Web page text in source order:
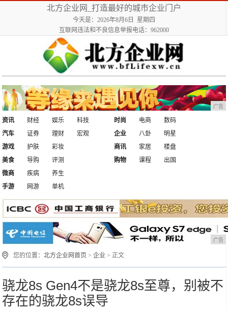
北方企业网_打造最好的城市企业门户
今天是：2026年8月6日 星期四
互联网违法和不良信息举报电话：962000
广告
资讯 财经 娱乐
科技
汽车
证券 理财 宏观
时尚 电商
数码
企业
八卦
明星
游戏
护肤
彩妆
美食
导购 评测
商讯 家居
楼盘
购物
课程
出国
微商
疾病
养生
手游
网游 单机
广告
您的位置：北方企业网首页 >企业 > 正文
骁龙8s Gen4不是骁龙8s至尊，别被不
存在的骁龙8s误导